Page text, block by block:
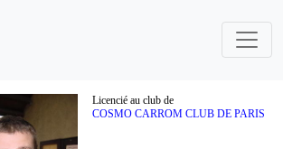
Licencié au club de
COSMO CARROM CLUB DE PARIS